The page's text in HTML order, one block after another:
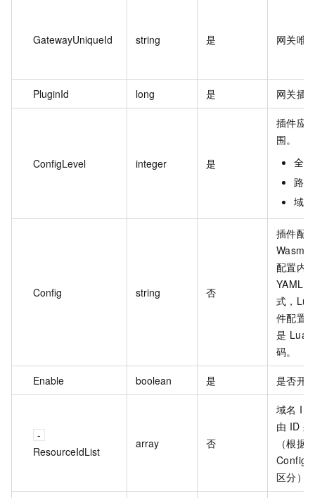
GatewayUniqueId string 是 网关唯
PluginId long 是 网关插
ConfigLevel integer 是
插件应
围。
全
路
域
Config string 否
插件配
Wasm
配置内
YAML
式，
件配置
是 Lua
码。
Enable boolean 是 是否开
ResourceIdList
array 否
域名
由 ID
（根据
区分）